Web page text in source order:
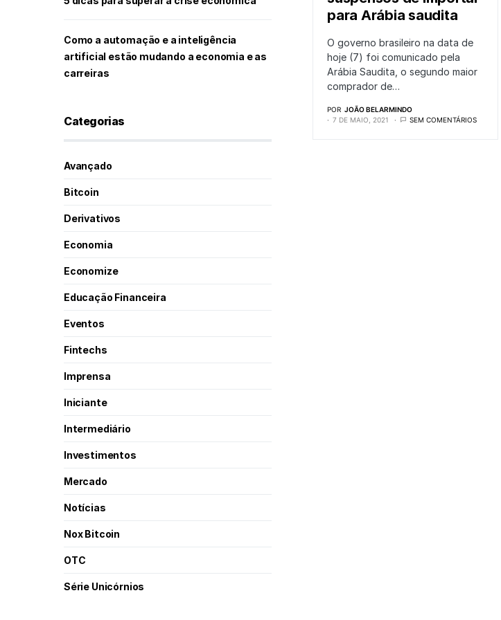
para Arábia saudita
O governo brasileiro na data de
hoje (7) foi comunicado pela
Arábia Saudita, o segundo maior
comprador de…
POR JOÃO BELARMINDO
7 DE MAIO, 2021
SEM COMENTÁRIOS
Como a automação e a inteligência
artificial estão mudando a economia e as
carreiras
Categorias
Avançado
Bitcoin
Derivativos
Economia
Economize
Educação Financeira
Eventos
Fintechs
Imprensa
Iniciante
Intermediário
Investimentos
Mercado
Notícias
Nox Bitcoin
OTC
Série Unicórnios